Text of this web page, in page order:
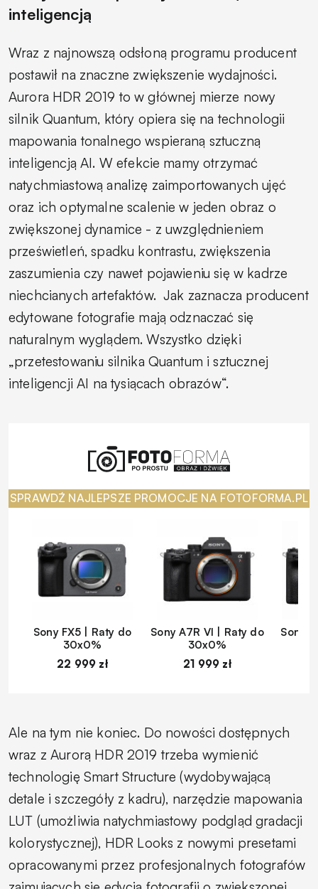
inteligencją
Wraz z najnowszą odsłoną programu producent
postawił na znaczne zwiększenie wydajności.
Aurora HDR 2019 to w głównej mierze nowy
silnik Quantum, który opiera się na technologii
mapowania tonalnego wspieraną sztuczną
inteligencją AI. W efekcie mamy otrzymać
natychmiastową analizę zaimportowanych ujęć
oraz ich optymalne scalenie w jeden obraz o
zwiększonej dynamice - z uwzględnieniem
prześwietleń, spadku kontrastu, zwiększenia
zaszumienia czy nawet pojawieniu się w kadrze
niechcianych artefaktów. Jak zaznacza producent
edytowane fotografie mają odznaczać się
naturalnym wyglądem. Wszystko dzięki
„przetestowaniu silnika Quantum i sztucznej
inteligencji AI na tysiącach obrazów“.
SPRAWDŹ NAJLEPSZE PROMOCJE NA FOTOFORMA.PL
Sony FX5 | Raty do
30x0%
22 999 zł
Sony A7R VI | Raty do
30x0%
21 999 zł
Sony
Ale na tym nie koniec. Do nowości dostępnych
wraz z Aurorą HDR 2019 trzeba wymienić
technologię Smart Structure (wydobywającą
detale i szczegóły z kadru), narzędzie mapowania
LUT (umożliwia natychmiastowy podgląd gradacji
kolorystycznej), HDR Looks z nowymi presetami
opracowanymi przez profesjonalnych fotografów